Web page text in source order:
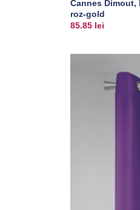
Cannes Dimout,
roz-gold
85.85 lei